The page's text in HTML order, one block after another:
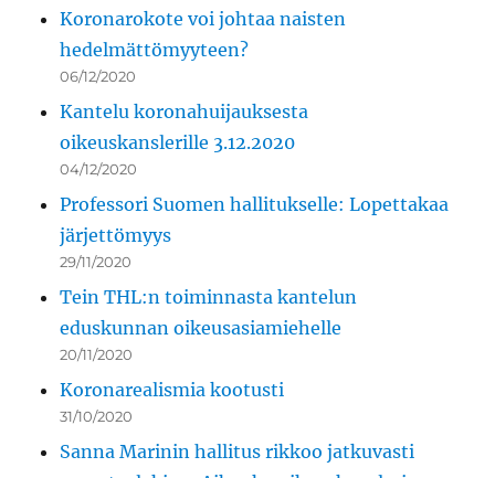
Koronarokote voi johtaa naisten
hedelmättömyyteen?
06/12/2020
Kantelu koronahuijauksesta
oikeuskanslerille 3.12.2020
04/12/2020
Professori Suomen hallitukselle: Lopettakaa
järjettömyys
29/11/2020
Tein THL:n toiminnasta kantelun
eduskunnan oikeusasiamiehelle
20/11/2020
Koronarealismia kootusti
31/10/2020
Sanna Marinin hallitus rikkoo jatkuvasti